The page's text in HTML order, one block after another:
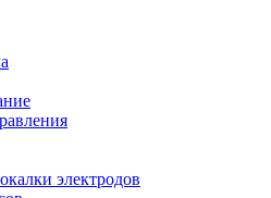
электродов